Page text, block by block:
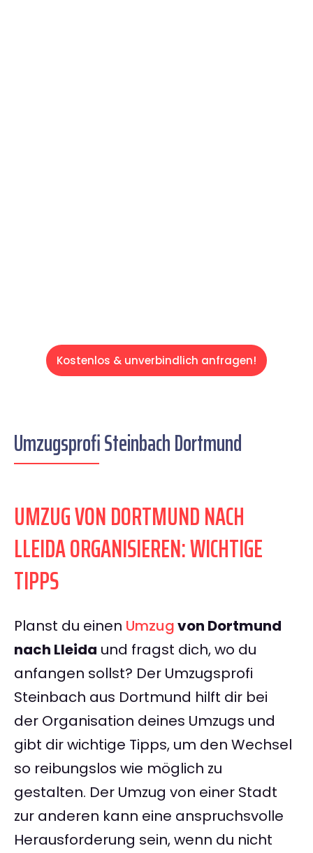
Kostenlos & unverbindlich anfragen!
Umzugsprofi Steinbach Dortmund
UMZUG VON DORTMUND NACH
LLEIDA ORGANISIEREN: WICHTIGE
TIPPS
Planst du einen Umzugvon Dortmund
nach Lleida und fragst dich, wo du
anfangen sollst? Der Umzugsprofi
Steinbach aus Dortmund hilft dir bei
der Organisation deines Umzugs und
gibt dir wichtige Tipps, um den Wechsel
so reibungslos wie möglich zu
gestalten. Der Umzug von einer Stadt
zur anderen kann eine anspruchsvolle
Herausforderung sein, wenn du nicht